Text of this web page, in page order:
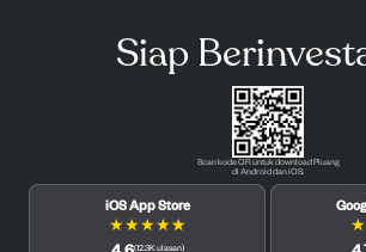
Siap
Scan kode QR untuk download Pluang
di Android dan iOS.
iOS App Store
★★★★★
(12.3K ulasan)
★